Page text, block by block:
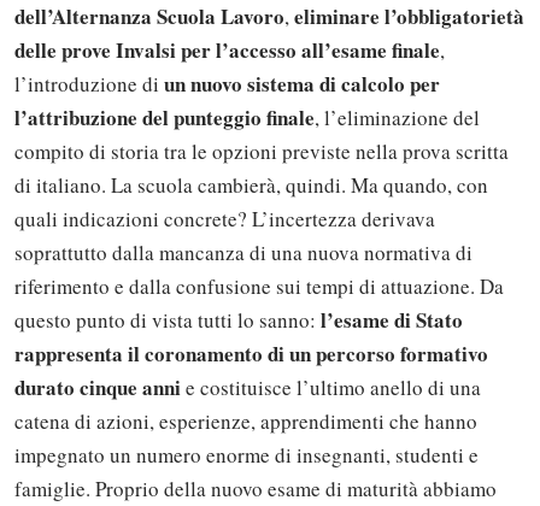
dell’Alternanza Scuola Lavoro,eliminare l’obbligatorietà
delle prove Invalsi per l’accesso all’esame finale,
l’introduzione di un nuovo sistema di calcolo per
l’attribuzione del punteggio finale, l’eliminazione del
compito di storia tra le opzioni previste nella prova scritta
di italiano. La scuola cambierà, quindi. Ma quando, con
quali indicazioni concrete? L’incertezza derivava
soprattutto dalla mancanza di una nuova normativa di
riferimento e dalla confusione sui tempi di attuazione. Da
questo punto di vista tutti lo sanno: l’esame di Stato
rappresenta il coronamento di un percorso formativo
durato cinque annie costituisce l’ultimo anello di una
catena di azioni, esperienze, apprendimenti che hanno
impegnato un numero enorme di insegnanti, studenti e
famiglie. Proprio della nuovo esame di maturità abbiamo